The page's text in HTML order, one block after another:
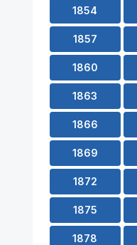
1854
1857
1860
1863
1866
1869
1872
1875
1878